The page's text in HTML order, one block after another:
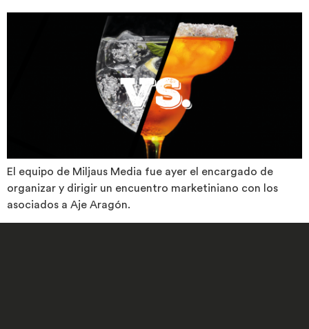
El equipo de Miljaus Media fue ayer el encargado de
organizar y dirigir un encuentro marketiniano con los
asociados a Aje Aragón.